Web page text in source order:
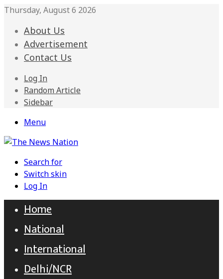
Thursday, August 6 2026
About Us
Advertisement
Contact Us
Log In
Random Article
Sidebar
Menu
Search for
Switch skin
Log In
Home
National
International
Delhi/NCR